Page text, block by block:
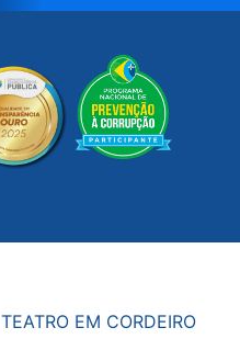
TEATRO EM CORDEIRO